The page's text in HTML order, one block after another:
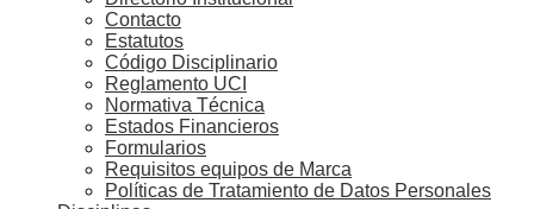
Contacto
Estatutos
Código Disciplinario
Reglamento UCI
Normativa Técnica
Estados Financieros
Formularios
Requisitos equipos de Marca
Políticas de Tratamiento de Datos Personales